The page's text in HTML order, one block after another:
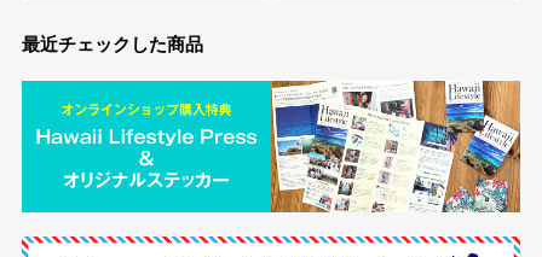
最近チェックした商品